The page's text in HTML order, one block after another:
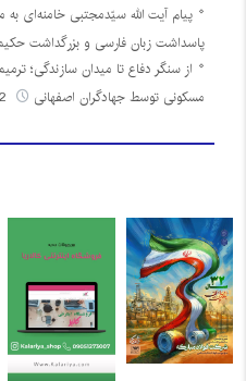
پاسداشت زبان فارسی و بزرگداشت
مسکونی توسط جهادگران اصفهانی